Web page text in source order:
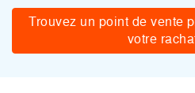
Trouvez un point de vente
votre